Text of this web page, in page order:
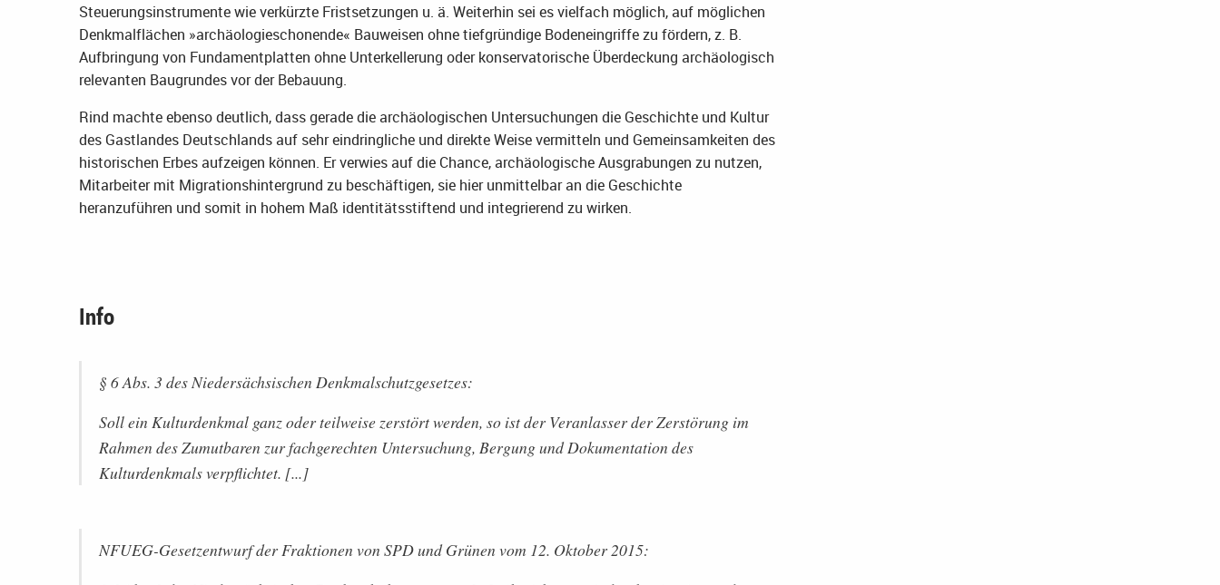
Steuerungsinstrumente wie verkürzte Fristsetzungen u. ä. Weiterhin sei es vielfach möglich, auf möglichen
Denkmalflächen »archäologieschonende« Bauweisen ohne tiefgründige Bodeneingriffe zu fördern, z. B.
Aufbringung von Fundamentplatten ohne Unterkellerung oder konservatorische Überdeckung archäologisch
relevanten Baugrundes vor der Bebauung.
Rind machte ebenso deutlich, dass gerade die archäologischen Untersuchungen die Geschichte und Kultur
des Gastlandes Deutschlands auf sehr eindringliche und direkte Weise vermitteln und Gemeinsamkeiten des
historischen Erbes aufzeigen können. Er verwies auf die Chance, archäologische Ausgrabungen zu nutzen,
Mitarbeiter mit Migrationshintergrund zu beschäftigen, sie hier unmittelbar an die Geschichte
heranzuführen und somit in hohem Maß identitätsstiftend und integrierend zu wirken.
Info
§ 6 Abs. 3 des Niedersächsischen Denkmalschutzgesetzes:
Soll ein Kulturdenkmal ganz oder teilweise zerstört werden, so ist der Veranlasser der Zerstörung im
Rahmen des Zumutbaren zur fachgerechten Untersuchung, Bergung und Dokumentation des
Kulturdenkmals verpflichtet. [...]
NFUEG-Gesetzentwurf der Fraktionen von SPD und Grünen vom 12. Oktober 2015: